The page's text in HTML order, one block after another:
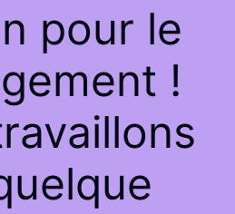
pour le
!